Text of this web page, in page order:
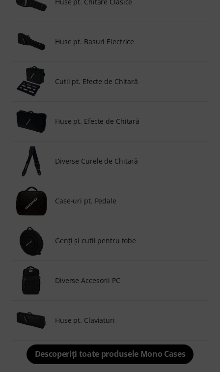
Huse pt. Basuri Electrice
Cutii pt. Efecte de Chitară
Huse pt. Efecte de Chitară
Diverse Curele de Chitară
Case-uri pt. Pedale
Genți și cutii pentru tobe
Diverse Accesorii PC
Huse pt. Claviaturi
Descoperiți toate produsele Mono Cases